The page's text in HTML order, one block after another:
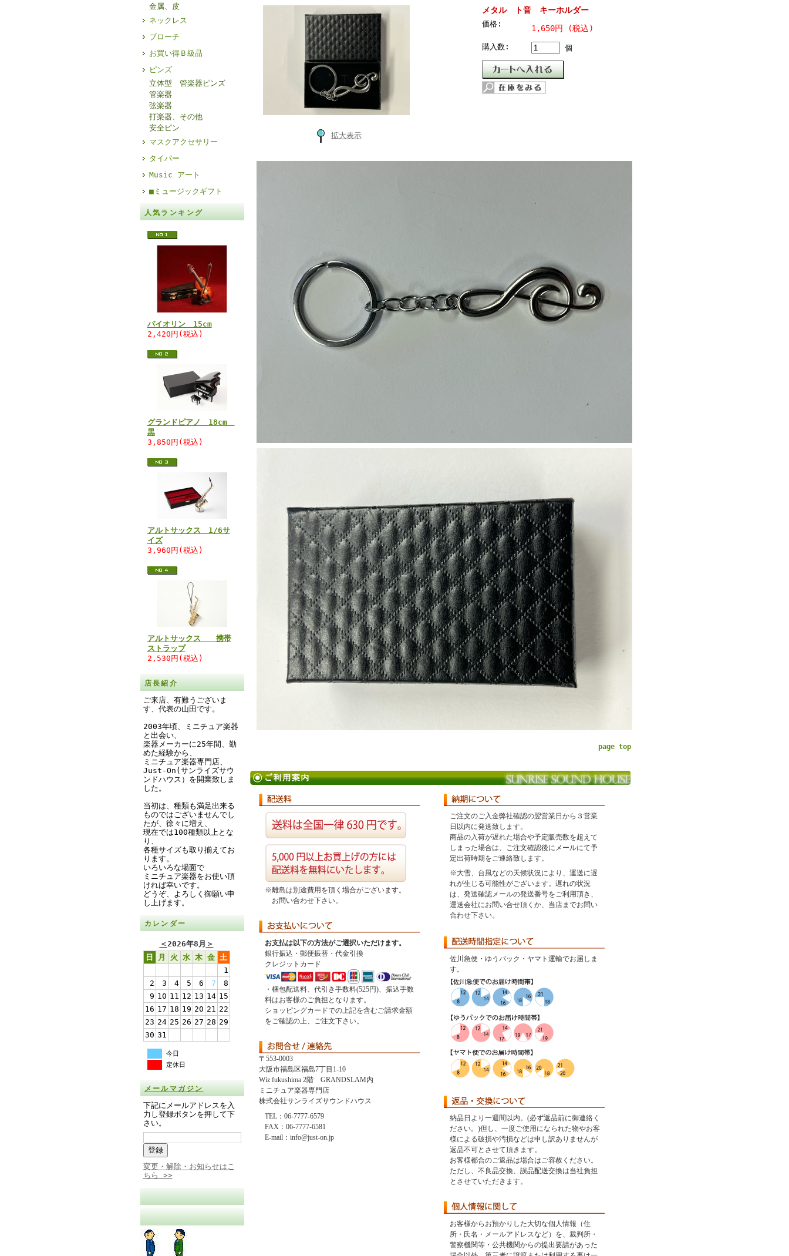
金属、皮
ネックレス
ブローチ
お買い得Ｂ級品
ピンズ
立体型 管楽器ピンズ
管楽器
弦楽器
打楽器、その他
安全ピン
マスクアクセサリー
タイバー
Music アート
■ミュージックギフト
人気ランキング
バイオリン 15cm
2,420円(税込)
グランドピアノ 18cm
黒
3,850円(税込)
アルトサックス 1/6サ
イズ
3,960円(税込)
アルトサックス 携帯
ストラップ
2,530円(税込)
店長紹介
ご来店、有難うございま
す、代表の山田です。
2003年頃、ミニチュア楽器
と出会い、
楽器メーカーに25年間、勤
めた経験から、
ミニチュア楽器専門店、
Just-On(サンライズサウ
ンドハウス）を開業致しま
した。
当初は、種類も満足出来る
ものではございませんでし
たが、徐々に増え、
現在では100種類以上とな
り、
各種サイズも取り揃えてお
ります。
いろいろな場面で
ミニチュア楽器をお使い頂
ければ幸いです。
どうぞ、よろしく御願い申
し上げます。
カレンダー
＜2026年8月 ＞
日
月 火 水 木 金 土
1
2
3 4 5 6 7
8
9 10 11 12 13 14 15
16 17 18 19 20 21 22
23 24 25 26 27 28 29
30 31
今日
定休日
メールマガジン
下記にメールアドレスを入
力し登録ボタンを押して下
さい。
変更・解除・お知らせはこ
ちら >>
拡大表示
メタル ト音 キーホルダー
価格: 1,650円 (税込)
購入数: 個
page top
※離島は別途費用を頂く場合がございます。
お問い合わせ下さい。
お支払は以下の方法がご選択いただけます。
銀行振込・郵便振替・代金引換
クレジットカード
・梱包配送料、代引き手数料(525円)、振込手数
料はお客様のご負担となります。
ショッピングカードでの上記を含むご請求金額
をご確認の上、ご注文下さい。
〒553-0003
大阪市福島区福島7丁目1-10
Wiz fukushima 2階 GRANDSLAM内
ミニチュア楽器専門店
株式会社サンライズサウンドハウス
TEL：06-7777-6579
FAX：06-7777-6581
E-mail：info@just-on.jp
ご注文のご入金弊社確認の翌営業日から３営業
日以内に発送致します。
商品の入荷が遅れた場合や予定販売数を超えて
しまった場合は、ご注文確認後にメールにて予
定出荷時期をご連絡致します。
※大雪、台風などの天候状況により、運送に遅
れが生じる可能性がございます。遅れの状況
は、発送確認メールの発送番号をご利用頂き、
運送会社にお問い合せ頂くか、当店までお問い
合わせ下さい。
佐川急便・ゆうパック・ヤマト運輸でお届しま
す。
納品日より一週間以内。(必ず返品前に御連絡く
ださい。)但し、一度ご使用になられた物やお客
様による破損や汚損などは申し訳ありませんが
返品不可とさせて頂きます。
お客様都合のご返品は場合はご容赦ください。
ただし、不良品交換、誤品配送交換は当社負担
とさせていただきます。
お客様からお預かりした大切な個人情報（住
所・氏名・メールアドレスなど）を、裁判所・
警察機関等・公共機関からの提出要請があった